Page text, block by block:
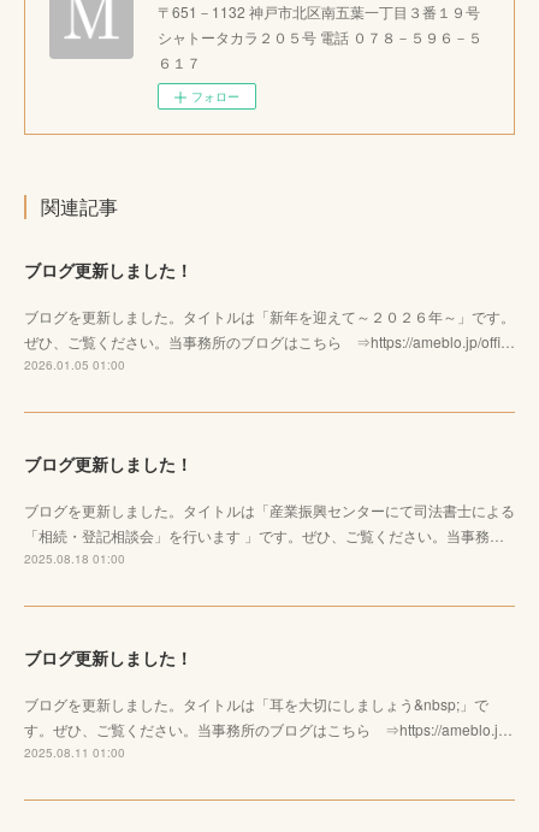
〒651－1132 神戸市北区南五葉一丁目３番１９号
シャトータカラ２０５号 電話 ０７８－５９６－５
６１７
フォロー
関連記事
ブログ更新しました！
ブログを更新しました。タイトルは「新年を迎えて～２０２６年～」です。
ぜひ、ご覧ください。当事務所のブログはこちら ⇒https://ameblo.jp/offi…
2026.01.05 01:00
ブログ更新しました！
ブログを更新しました。タイトルは「産業振興センターにて司法書士による
「相続・登記相談会」を行います 」です。ぜひ、ご覧ください。当事務…
2025.08.18 01:00
ブログ更新しました！
ブログを更新しました。タイトルは「耳を大切にしましょう&nbsp;」で
す。ぜひ、ご覧ください。当事務所のブログはこちら ⇒https://ameblo.j…
2025.08.11 01:00